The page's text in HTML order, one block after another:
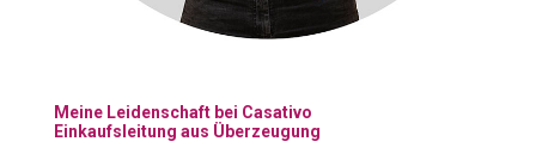
Meine Leidenschaft bei Casativo
Einkaufsleitung aus Überzeugung